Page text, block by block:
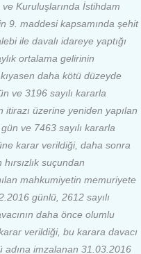
Kuruluşlarında İstihdam
9. maddesi kapsamında şehit
ile davalı idareye yaptığı
ortalama gelirinin
daha kötü düzeyde
ve 3196 sayılı kararla
üzerine yeniden yapılan
ve 7463 sayılı kararla
karar verildiği, daha sonra
suçundan
mahkumiyetin memuriyete
günlü, 2612 sayılı
daha önce olumlu
verildiği, bu karara davacı
adına imzalanan 31.03.2016